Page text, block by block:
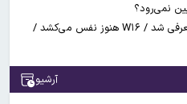
نمی‌رود؟
بوگاتی سفارشی با نام «دِستِریِر» معرفی شد / W۱۶ هنوز نفس می‌کشد /
آرشیو